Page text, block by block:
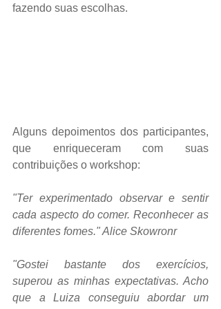
fazendo suas escolhas.
Alguns depoimentos dos participantes,
que enriqueceram com suas
contribuições o workshop:
"Ter experimentado observar e sentir
cada aspecto do comer. Reconhecer as
diferentes fomes." Alice Skowronr
"Gostei bastante dos exercícios,
superou as minhas expectativas. Acho
que a Luiza conseguiu abordar um